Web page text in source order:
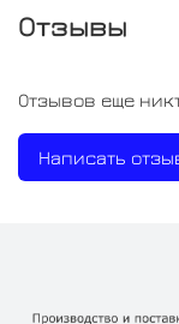
Отзывы
Отзывов еще
Написать